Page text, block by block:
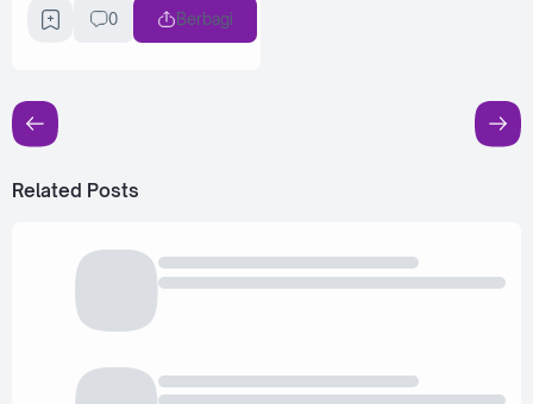
0 Berbagi
Related Posts